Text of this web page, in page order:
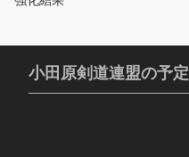
小田原剣道連盟の予定